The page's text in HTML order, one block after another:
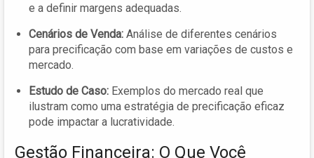
e a definir margens adequadas.
Cenários de Venda: Análise de diferentes cenários
para precificação com base em variações de custos e
mercado.
Estudo de Caso: Exemplos do mercado real que
ilustram como uma estratégia de precificação eficaz
pode impactar a lucratividade.
Gestão Financeira: O Que Você